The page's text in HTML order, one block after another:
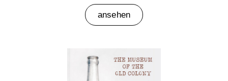
ansehen